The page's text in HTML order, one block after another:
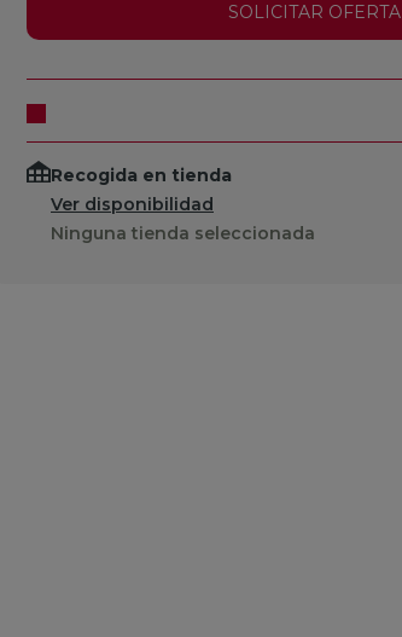
SOLICITAR OFERTA
Recogida en tienda
Ver disponibilidad
Ninguna tienda seleccionada